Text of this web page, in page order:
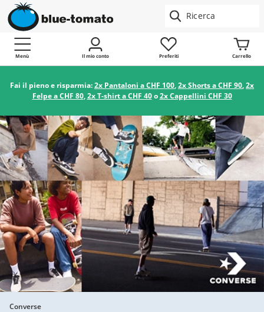
Menù Il mio conto Preferiti Carrello
Fai il pieno e risparmia:2x Pantaloni a CHF 100,2x Shorts a CHF 90,2x
Felpe a CHF 80,2x T-shirt a CHF 40o2x Cappellini CHF 30
Converse